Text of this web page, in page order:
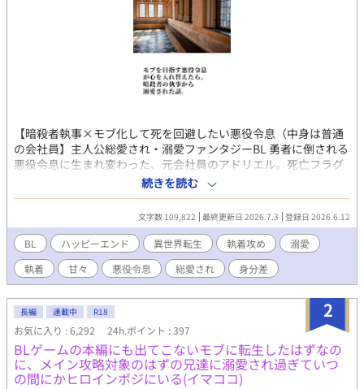
【暗殺者執事×モブ化して死を回避したい悪役令息（中身は普通
の会社員】主人公総愛され・溺愛ファンタジーBL 勇者に倒される
悪役令息に生まれ変わった、元会社員のアドリエル。死亡フラグ
を回避するため行動を改め、父の悪役化も防いだら、なぜだか自
分を殺すはずの執事から求愛されて、おまけに従僕の美少年から
も懐かれているんだけど、なんで――!? 生き残りをかけて奮闘す
る転生悪役令息が、気づいたら真実の愛を手にしていて、幸せに
なるお話です。 総受けに見える展開が含まれますが、最終的に主
人公とくっつくのは執事ひとりだけです。 性描写のあるエピソー
ドには（☆）を付けております。 アルファポリス様の独占公開・
最新作です。 皆様に楽しんでいただけたらと願っています。どう
ぞよろしくお願いいたします！ ※本編完結済み。今後は、後日
談・番外編を不定期に投稿します。 ※番外編・第一弾としまし
て、完結記念SS『プレゼントは僕だった』を更新しました。
続きを読む
文字数 109,822 最終更新日 2026.7.3 登録日 2026.6.12
BL ハッピーエンド 異世界転生 執着攻め
溺愛
執着
甘々 悪役令息 総愛され 身分差
2
長編 連載中 R18
お気に入り : 6,292 24h.ポイント : 397
BLゲームの本編にも出てこないモブに転生したはずなの
に、メイン攻略対象のはずの兄達に溺愛され過ぎていつ
の間にかヒロインポジにいる(イマココ)